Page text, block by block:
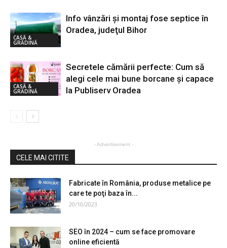
CASĂ &
GRĂDINĂ
Info vânzări şi montaj fose septice în
Oradea, judeţul Bihor
CASĂ &
GRĂDINĂ
Secretele cămării perfecte: Cum să
alegi cele mai bune borcane și capace
la Publiserv Oradea
- Advertisement -
CELE MAI CITITE
Fabricate în România, produse metalice pe
care te poţi baza în...
20/10/2023
SEO în 2024 – cum se face promovare
online eficientă